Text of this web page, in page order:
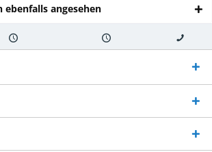
ebenfalls angesehen
innerhalb von Versand von So erreichen
Sie uns 0160
970 511 90